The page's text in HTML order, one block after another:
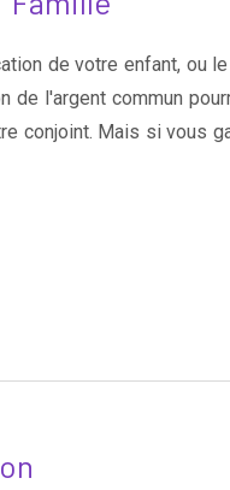
de votre enfant, ou
de l'argent commun
conjoint. Mais si vous